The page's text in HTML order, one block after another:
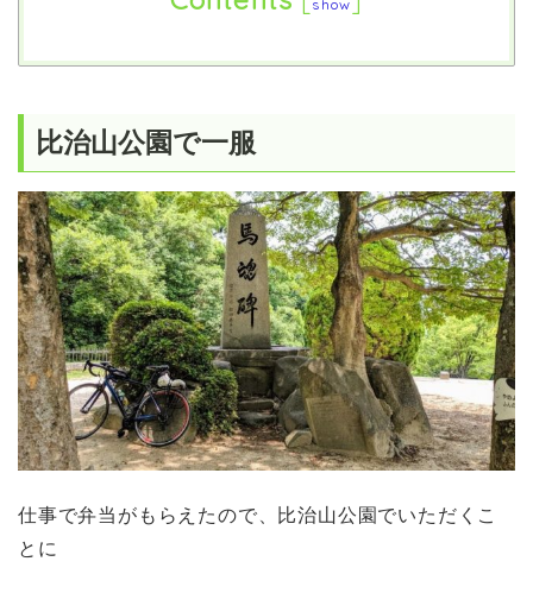
show
比治山公園で一服
仕事で弁当がもらえたので、比治山公園でいただくこ
とに